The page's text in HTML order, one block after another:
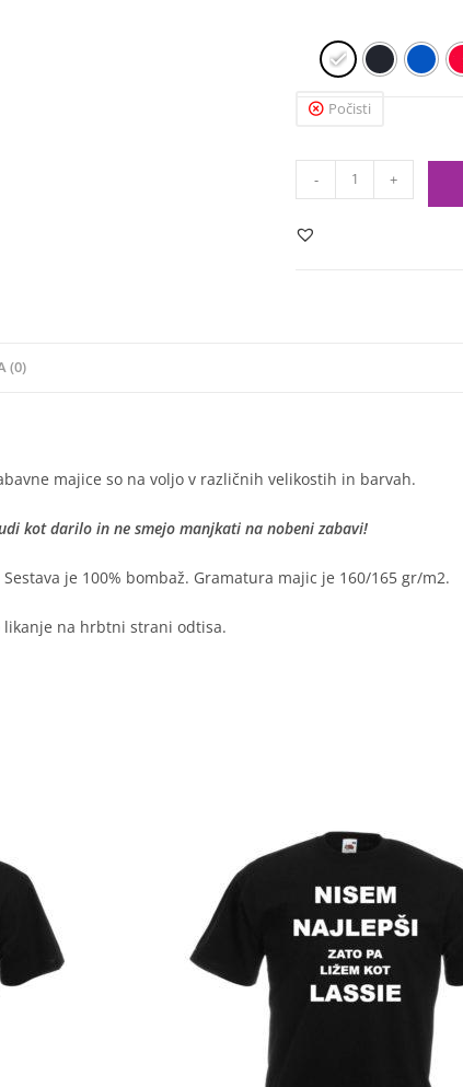
Počisti
- +
(0)
majice so na voljo v različnih velikostih in barvah.
kot darilo in ne smejo manjkati na nobeni zabavi!
Sestava je 100% bombaž. Gramatura majic je 160/165 gr/m2.
likanje na hrbtni strani odtisa.